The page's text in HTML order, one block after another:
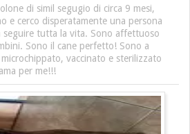
di simil segugio di circa 9 mesi,
e cerco disperatamente una persona
seguire tutta la vita. Sono affettuoso
Sono il cane perfetto! Sono a
vaccinato e sterilizzato
per me!!!